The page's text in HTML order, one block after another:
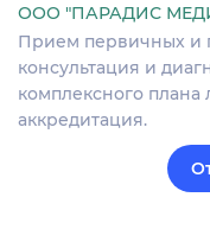
ООО "ПАРАДИС
Прием первичных и
консультация и
комплексного
аккредитация.